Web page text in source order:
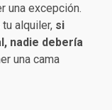
una excepción.
alquiler, si
nadie debería
una cama